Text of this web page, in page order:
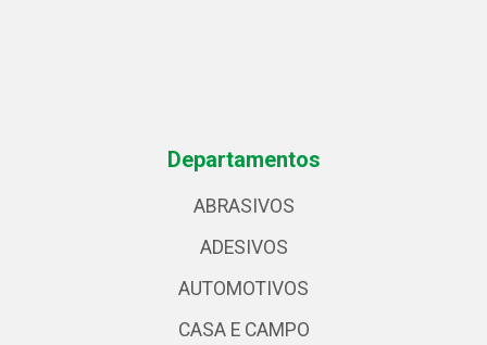
Departamentos
ABRASIVOS
ADESIVOS
AUTOMOTIVOS
CASA E CAMPO